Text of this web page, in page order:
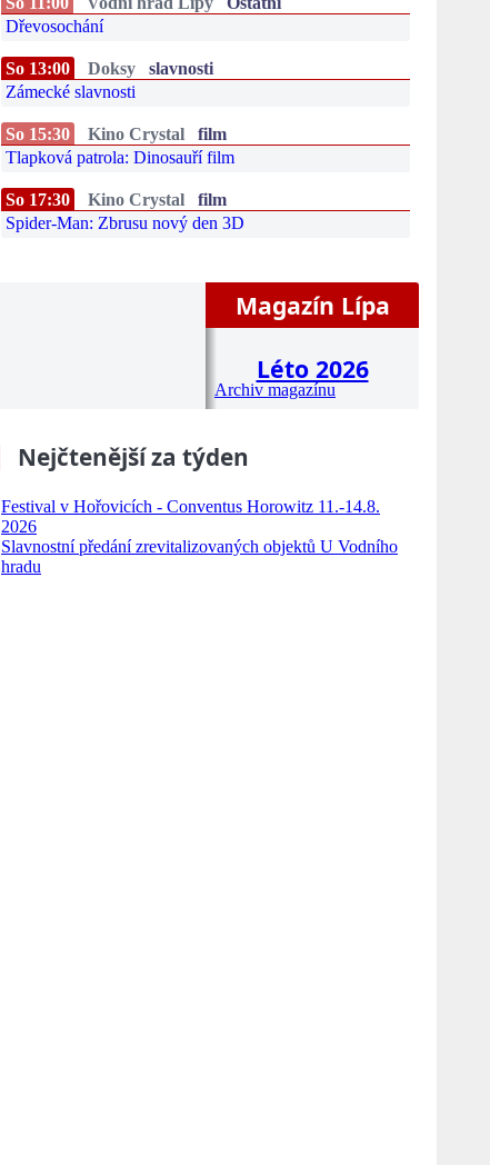
Dřevosochání
So 13:00 Doksy
slavnosti
Zámecké slavnosti
So 15:30 Kino Crystal
film
Tlapková patrola: Dinosauří film
So 17:30 Kino Crystal
film
Spider-Man: Zbrusu nový den 3D
Magazín Lípa
Léto 2026
Archiv magazínu
Nejčtenější za týden
Festival v Hořovicích - Conventus Horowitz 11.-14.8.
2026
Slavnostní předání zrevitalizovaných objektů U Vodního
hradu